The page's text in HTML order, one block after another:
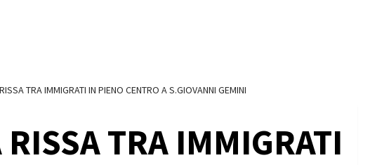
TRA IMMIGRATI IN PIENO CENTRO A S.GIOVANNI GEMINI
TRA IMMIGRATI